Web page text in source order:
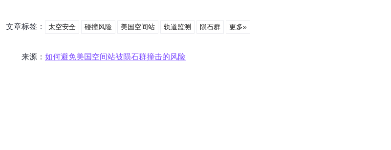
文章标签： 太空安全 碰撞风险 美国空间站 轨道监测 陨石群 更多»
来源： 如何避免美国空间站被陨石群撞击的风险